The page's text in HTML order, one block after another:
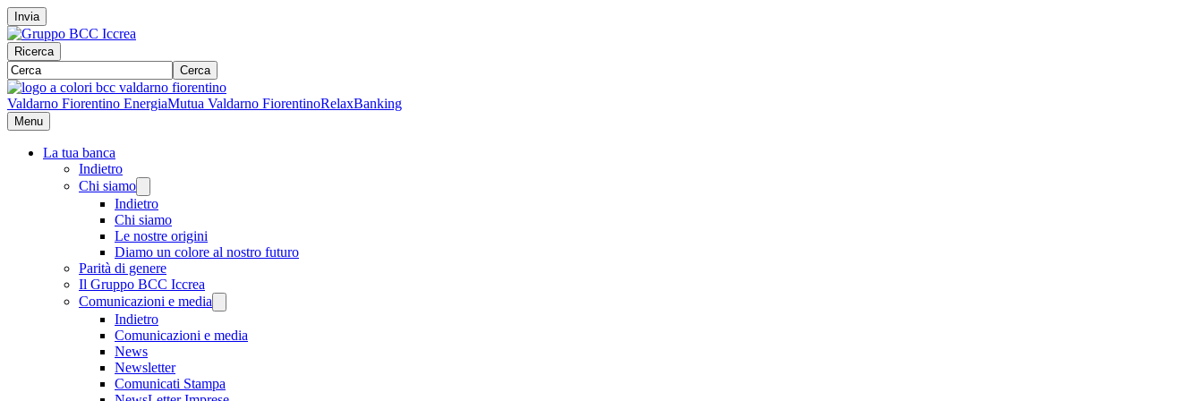
Invia
Ricerca
Cerca
Valdarno Fiorentino EnergiaMutua Valdarno FiorentinoRelaxBanking
Menu
La tua banca
Indietro
Chi siamo
Indietro
Chi siamo
Le nostre origini
Diamo un colore al nostro futuro
Parità di genere
Il Gruppo BCC Iccrea
Comunicazioni e media
Indietro
Comunicazioni e media
News
Newsletter
Comunicati Stampa